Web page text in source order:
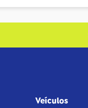
Veículos